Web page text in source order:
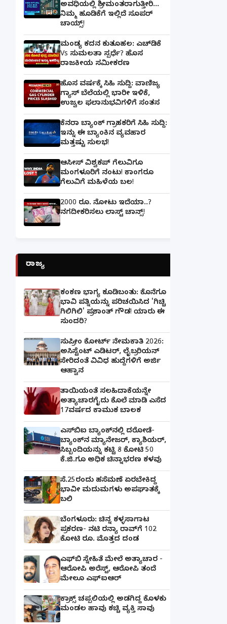
ಅವಧಿಯಲ್ಲಿ ಶ್ರೀಮಂತರಾಗುತ್ತೀರಿ...
ನಿಮ್ಮ ಹೂಡಿಕೆಗೆ ಇಲ್ಲಿದೆ ಸೂಪರ್
ಚಾಯ್ಸ್‌!
ಮಂಡ್ಯ ಕದನ ಕುತೂಹಲ: ಎಚ್‌ಡಿಕೆ
Vs ಸುಮಲತಾ ಸ್ಪರ್ಧೆ? ಹೊಸ
ರಾಜಕೀಯ ಸಮೀಕರಣ
ಹೊಸ ವರ್ಷಕ್ಕೆ ಸಿಹಿ ಸುದ್ದಿ: ವಾಣಿಜ್ಯ
ಗ್ಯಾಸ್‌ ಬೆಲೆಯಲ್ಲಿ ಭಾರೀ ಇಳಿಕೆ,
ಉಜ್ವಲ ಫಲಾನುಭವಿಗಳಿಗೆ ಸಂತಸ
ಕೆನರಾ ಬ್ಯಾಂಕ್‌ ಗ್ರಾಹಕರಿಗೆ ಸಿಹಿ ಸುದ್ದಿ:
ಇನ್ನು ಈ ಬ್ಯಾಂಕಿನ ವ್ಯವಹಾರ
ಮತ್ತಷ್ಟು ಸುಲಭ!
ಆಸೀಸ್ ವಿಶ್ವಕಪ್ ಗೆಲುವಿಗೂ
ಮಂಗಳೂರಿಗೆ ನಂಟು! ಕಾಂಗರೂ
ಗೆಲುವಿಗೆ ಮಹಿಳೆಯ ಬಲ!
2000 ರೂ. ನೋಟು ಇದೆಯಾ..?
ನಗದೀಕರಿಸಲು ಲಾಸ್ಟ್‌ ಚಾನ್ಸ್‌!
ರಾಜ್ಯ
ಕಂಕಣ ಭಾಗ್ಯ ಕೂಡಿಬಂತು: ಕೊನೆಗೂ
ಭಾವಿ ಪತ್ನಿಯನ್ನು ಪರಿಚಯಿಸಿದ 'ಗಿಚ್ಚಿ
ಗಿಲಿಗಿಲಿ' ಪ್ರಶಾಂತ್ ಗೌಡ! ಯಾರು ಈ
ಸುಂದರಿ?
ಸುಪ್ರೀಂ ಕೋರ್ಟ್ ನೇಮಕಾತಿ 2026:
ಅಸಿಸ್ಟೆಂಟ್ ಎಡಿಟರ್, ಲೈಬ್ರರಿಯನ್
ಸೇರಿದಂತೆ ವಿವಿಧ ಹುದ್ದೆಗಳಿಗೆ ಅರ್ಜಿ
ಆಹ್ವಾನ
ತಾಯಿಯಂತೆ ಸಲಹಿದಾಕೆಯನ್ನೇ
ಅತ್ಯಾಚಾರಗೈದು ಕೊಲೆ ಮಾಡಿ ಎಸೆದ
17ವರ್ಷದ ಕಾಮುಕ ಬಾಲಕ
ಎಸ್‌ಬಿಐ ಬ್ಯಾಂಕ್‌ನಲ್ಲಿ‌ ದರೋಡೆ-
ಬ್ಯಾಂಕ್​ನ ಮ್ಯಾನೇಜರ್‌, ಕ್ಯಾಶಿಯರ್‌,
ಸಿಬ್ಬಂದಿಯನ್ನು ಕಟ್ಟಿ 8 ಕೋಟಿ 50
ಕೆ.ಜಿ.ಗೂ ಅಧಿಕ ಚಿನ್ನಾಭರಣ ಕಳವು
ಸೆ.25ರಂದು ಹಸೆಮಣೆ ಏರಬೇಕಿದ್ದ
ಭಾವೀ ಮದುಮಗಳು ಅಪಘಾತಕ್ಕೆ
ಬಲಿ
ಬೆಂಗಳೂರು: ಚಿನ್ನ ಕಳ್ಳಸಾಗಾಟ
ಪ್ರಕರಣ- ನಟಿ ರನ್ಯಾ ರಾವ್‌ಗೆ 102
ಕೋಟಿ ರೂ. ಮೊತ್ತದ ದಂಡ
ಎಫ್‌ಬಿ ಸ್ನೇಹಿತೆ ಮೇಲೆ ಅತ್ಯಾಚಾರ -
ಆರೋಪಿ ಅರೆಸ್ಟ್, ಆರೋಪಿ ತಂದೆ
ಮೇಲೂ ಎಫ್ಐಆರ್
ಕ್ರಾಕ್ಸ್ ಚಪ್ಪಲಿಯಲ್ಲಿ ಅಡಗಿದ್ದ ಕೊಳಕು
ಮಂಡಲ ಹಾವು ಕಚ್ಚಿ ವ್ಯಕ್ತಿ ಸಾವು